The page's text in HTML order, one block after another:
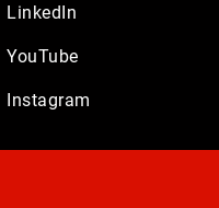
LinkedIn
YouTube
Instagram